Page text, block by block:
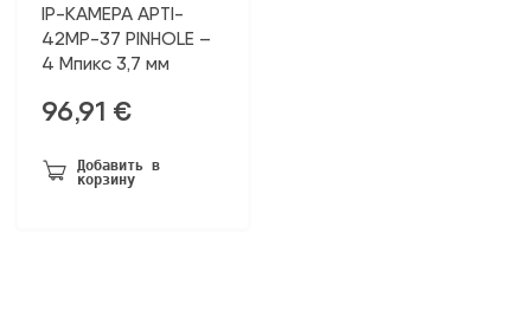
IP-КАМЕРА APTI-
42MP-37 PINHOLE –
4 Мпикс 3,7 мм
96,91 €
Добавить в
корзину